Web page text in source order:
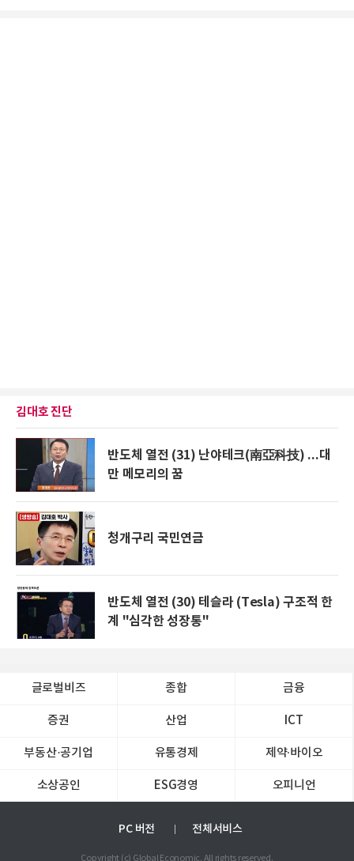
김대호 진단
반도체 열전 (31) 난야테크(南亞科技) ...대
만 메모리의 꿈
청개구리 국민연금
반도체 열전 (30) 테슬라 (Tesla) 구조적 한
계 "심각한 성장통"
글로벌비즈 종합 금융
증권 산업 ICT
부동산·공기업 유통경제 제약∙바이오
소상공인 ESG경영 오피니언
PC 버전 전체서비스
Copyright (c) Global Economic. All rights reserved.